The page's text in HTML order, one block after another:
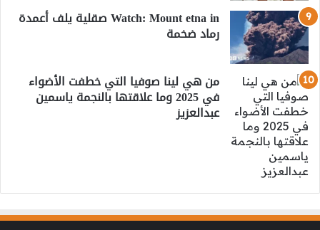
Watch: Mount etna in صقلية يلف أعمدة
رماد ضخمة
من هي لينا صوفيا التي خطفت الأضواء
في 2025 وما علاقتها بالنجمة ياسمين
عبدالعزيز